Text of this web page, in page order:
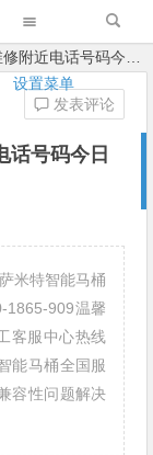
设置菜单
话号码今日客服热线
话号码今日
发表评论
米特智能马桶
1865-909温馨
客服中心热线
能马桶全国服
容性问题解决